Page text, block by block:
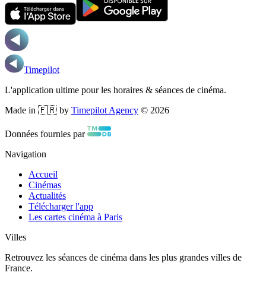
Timepilot
L'application ultime pour les horaires & séances de cinéma.
Made in 🇫🇷 by Timepilot Agency © 2026
Données fournies par
Navigation
Accueil
Cinémas
Actualités
Télécharger l'app
Les cartes cinéma à Paris
Villes
Retrouvez les séances de cinéma dans les plus grandes villes de
France.